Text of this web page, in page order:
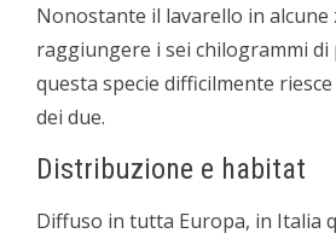
Nonostante il lavarello in alcune
raggiungere i sei chilogrammi di
questa specie difficilmente
dei due.
Distribuzione e habitat
Diffuso in tutta Europa, in Italia